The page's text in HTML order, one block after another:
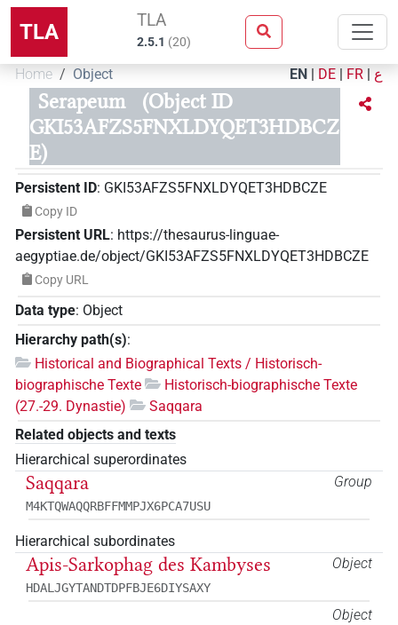
TLA TLA
2.5.1 (20)
Home Object EN | DE | FR | ع
Serapeum
(Object ID
GKI53AFZS5FNXLDYQET3HDBCZ
E)
Persistent ID: GKI53AFZS5FNXLDYQET3HDBCZE
Copy ID
Persistent URL: https://thesaurus-linguae-
aegyptiae.de/object/GKI53AFZS5FNXLDYQET3HDBCZE
Copy URL
Data type: Object
Hierarchy path(s):
Historical and Biographical Texts / Historisch-
biographische Texte
Historisch-biographische Texte
(27.-29. Dynastie)
Saqqara
Related objects and texts
Hierarchical superordinates
Group
Saqqara
M4KTQWAQQRBFFMMPJX6PCA7USU
Hierarchical subordinates
Object
Apis-Sarkophag des Kambyses
HDALJGYTANDTDPFBJE6DIYSAXY
Object